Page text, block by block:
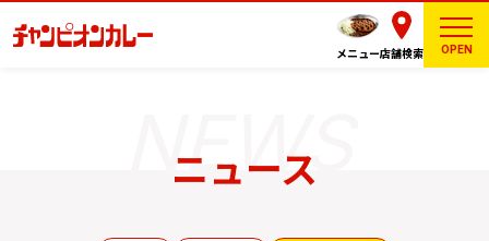
メニュー店舗検索 OPEN
ニュース